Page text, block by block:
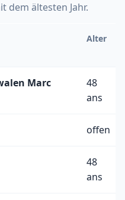
dem ältesten Jahr.
Alter
Marc
48
ans
offen
48
ans